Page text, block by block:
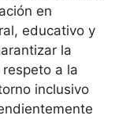
en
educativo y
la
a la
inclusivo